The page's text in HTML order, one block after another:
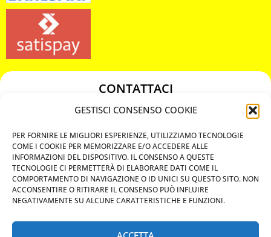
GESTISCI CONSENSO COOKIE
PER FORNIRE LE MIGLIORI ESPERIENZE, UTILIZZIAMO TECNOLOGIE
COME I COOKIE PER MEMORIZZARE E/O ACCEDERE ALLE
INFORMAZIONI DEL DISPOSITIVO. IL CONSENSO A QUESTE
TECNOLOGIE CI PERMETTERÀ DI ELABORARE DATI COME IL
COMPORTAMENTO DI NAVIGAZIONE O ID UNICI SU QUESTO SITO. NON
ACCONSENTIRE O RITIRARE IL CONSENSO PUÒ INFLUIRE
NEGATIVAMENTE SU ALCUNE CARATTERISTICHE E FUNZIONI.
CONTATTACI
349 3863811
chiavicodificate@gmail.com
Privacy Policy
Cookie Policy